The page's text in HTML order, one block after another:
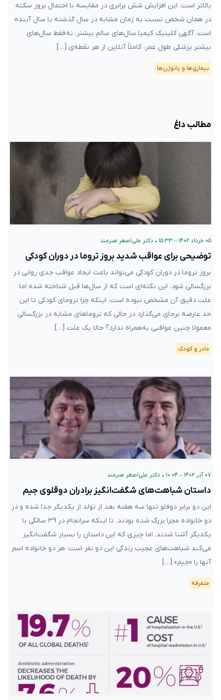
بالاتر است. این افزایش شش برابری در مقایسه با احتمال بروز سکته
در همان شخص نسبت به زمان مشابه در سال گذشته یا سال آینده‌
است. آگهی کلینیک کیمیا سال‌های سالمِ بیشتر، نه فقط سال‌های
بیشتر پزشکی طول عمر، کاملاً آنلاین از هر نقطه‌ی […]
بیماری‌ها و پاتوژن‌ها
مطالب داغ
۰۵ خرداد ۱۴۰۲ – ۱۵:۳۳ • دکتر علی‌اصغر هنرمند
توضیحی برای عواقب شدید بروز تروما در دوران کودکی
بروز تروما در دوران کودکی می‌تواند باعث ایجاد عواقب جدی روانی در
بزرگسالی شود. این نکته‌ای است که از سال‌ها قبل شناخته شده اما
علت دقیق آن مشخص نبوده است. اینکه چرا ترومای کودکی تا این
حد عارضه برجای می‌گذارد در حالی که تروماهای مشابه در بزرگسالی
معمولا چنین عواقبی به‌همراه ندارد؟ حالا یک علت […]
مادر و کودک
۰۷ آذر ۱۴۰۲ – ۱۰:۰۴ • دکتر علی‌اصغر هنرمند
داستان شباهت‌های شگفت‌انگیز برادران دوقلوی جیم
این دو برابر دوقلو تنها سه هفته بعد از تولد از یکدیگر جدا شده و در
دو خانواده مجزا بزرگ شده بودند. تا اینکه سرانجام در ۳۹ سالگی با
یکدیگر آشنا شدند. اما چیزی که این داستان را بسیار شگفت‌انگیز
می‌کند شباهت‌های عجیب زندگی این دو نفر است: هر دو خانواده اسم
آنها را «جیم» […]
متفرقه